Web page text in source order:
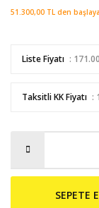
51.300,00 TL den
Liste Fiyatı :
Taksitli KK Fiyatı :
SEPETE